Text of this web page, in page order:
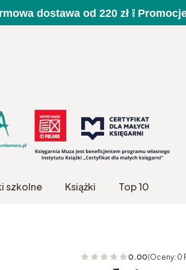
dostawa od 220 zł ❕
szkolne Książki Top 10
0.00(Oceny: 0